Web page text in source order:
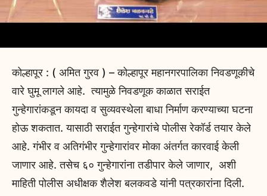
कोल्हापूर : ( अमित गुरव ) – कोल्हापूर महानगरपालिका निवडणूकीचे
वारे घुमू लागले आहे. त्यामुळे निवडणूक काळात सराईत
गुन्हेगारांकडून कायदा व सुव्यवस्थेला बाधा निर्माण करण्याच्या घटना
होऊ शकतात. यासाठी सराईत गुन्हेगारांचे पोलीस रेकॉर्ड तयार केले
आहे. गंभीर व अतिगंभीर गुन्हेगारांवर मोका अंतर्गत कारवाई केली
जाणार आहे. तसेच ६० गुन्हेगारांना तडीपार केले जाणार, अशी
माहिती पोलीस अधीक्षक शैलेश बलकवडे यांनी पत्रकारांना दिली.